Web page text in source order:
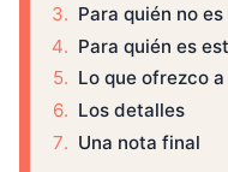
Para quién no
Para quién es
Lo que ofrezco
Los detalles
Una nota final